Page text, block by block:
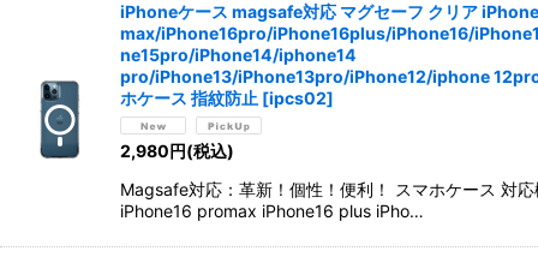
iPhoneケース magsafe対応 マグセーフ クリア
max/iPhone16pro/iPhone16plus/iPhone16/
ne15pro/iPhone14/iphone14
pro/iPhone13/iPhone13pro/iPhone12/iphone
ホケース 指紋防止 [ipcs02]
2,980円(税込)
Magsafe対応：革新！個性！便利！ スマホケース 対
iPhone16 promax iPhone16 plus iPho…